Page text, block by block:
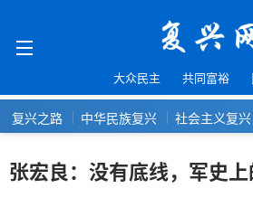
大众民主 共同富裕
复兴之路 中华民族复兴 社会主义复兴
张宏良：没有底线，军史